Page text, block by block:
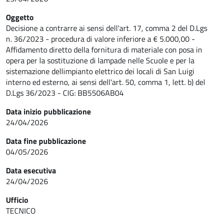
Oggetto
Decisione a contrarre ai sensi dell'art. 17, comma 2 del D.Lgs
n. 36/2023 - procedura di valore inferiore a € 5.000,00 -
Affidamento diretto della fornitura di materiale con posa in
opera per la sostituzione di lampade nelle Scuole e per la
sistemazione dellimpianto elettrico dei locali di San Luigi
interno ed esterno, ai sensi dell'art. 50, comma 1, lett. b) del
D.Lgs 36/2023 - CIG: BB5506AB04
Data inizio pubblicazione
24/04/2026
Data fine pubblicazione
04/05/2026
Data esecutiva
24/04/2026
Ufficio
TECNICO